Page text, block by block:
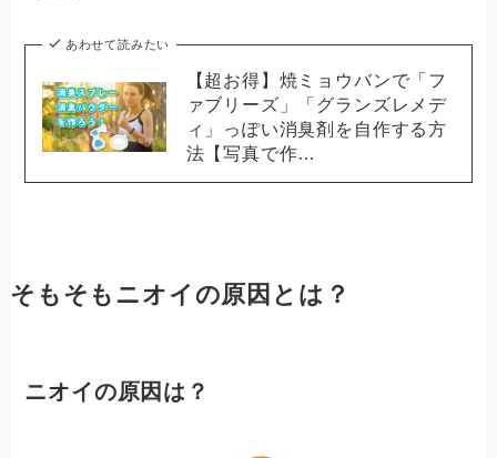
あわせて読みたい
【超お得】焼ミョウバンで「フ
ァブリーズ」「グランズレメデ
ィ」っぽい消臭剤を自作する方
法【写真で作…
そもそもニオイの原因とは？
ニオイの原因は？